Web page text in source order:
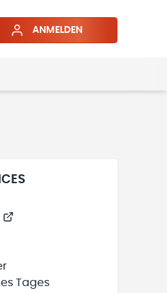
ANMELDEN
Tages